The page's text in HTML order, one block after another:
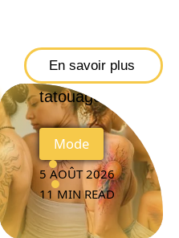
En savoir plus
signification
du soleil en
tatouage
Mode
5 AOÛT 2026
11 MIN READ